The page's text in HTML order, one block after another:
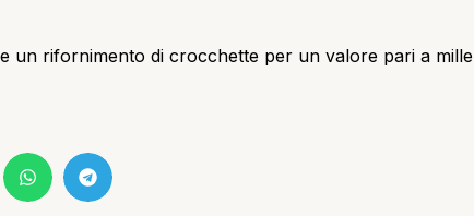
un rifornimento di crocchette per un valore pari a mille